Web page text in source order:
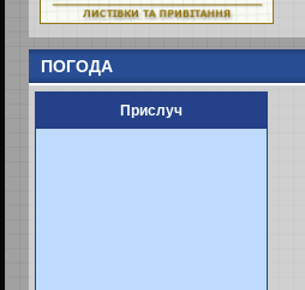
ПОГОДА
Прислуч